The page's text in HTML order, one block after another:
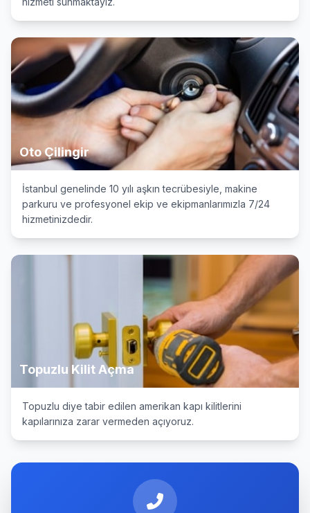
Oto Çilingir
İstanbul genelinde 10 yılı aşkın tecrübesiyle, makine
parkuru ve profesyonel ekip ve ekipmanlarımızla 7/24
hizmetinizdedir.
Topuzlu Kilit Açma
Topuzlu diye tabir edilen amerikan kapı kilitlerini
kapılarınıza zarar vermeden açıyoruz.